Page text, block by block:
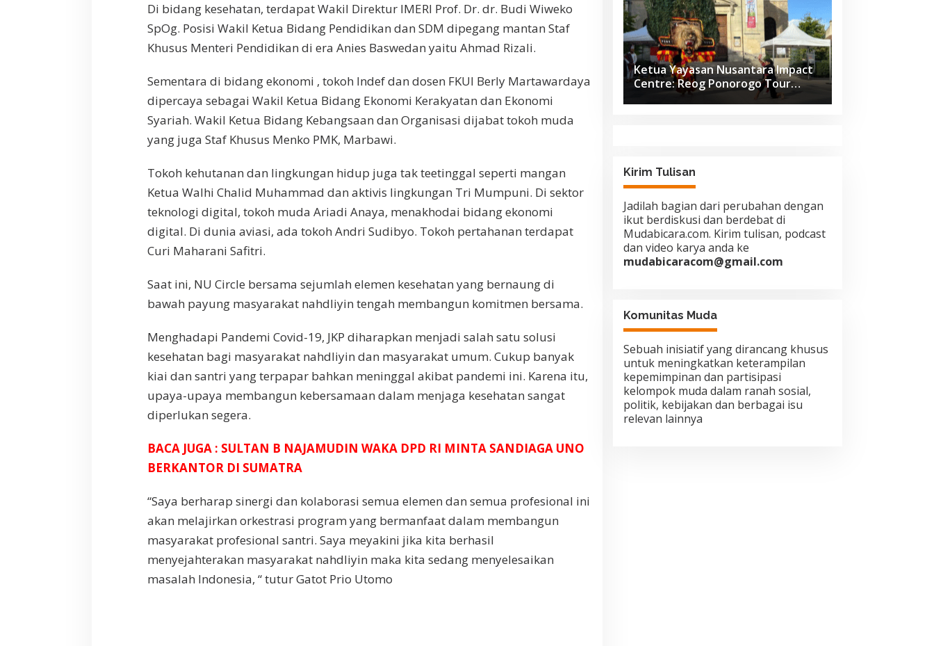
Di bidang kesehatan, terdapat Wakil Direktur IMERI Prof. Dr. dr. Budi Wiweko
SpOg. Posisi Wakil Ketua Bidang Pendidikan dan SDM dipegang mantan Staf
Khusus Menteri Pendidikan di era Anies Baswedan yaitu Ahmad Rizali.
Sementara di bidang ekonomi , tokoh Indef dan dosen FKUI Berly Martawardaya
dipercaya sebagai Wakil Ketua Bidang Ekonomi Kerakyatan dan Ekonomi
Syariah. Wakil Ketua Bidang Kebangsaan dan Organisasi dijabat tokoh muda
yang juga Staf Khusus Menko PMK, Marbawi.
Tokoh kehutanan dan lingkungan hidup juga tak teetinggal seperti mangan
Ketua Walhi Chalid Muhammad dan aktivis lingkungan Tri Mumpuni. Di sektor
teknologi digital, tokoh muda Ariadi Anaya, menakhodai bidang ekonomi
digital. Di dunia aviasi, ada tokoh Andri Sudibyo. Tokoh pertahanan terdapat
Curi Maharani Safitri.
Saat ini, NU Circle bersama sejumlah elemen kesehatan yang bernaung di
bawah payung masyarakat nahdliyin tengah membangun komitmen bersama.
Menghadapi Pandemi Covid-19, JKP diharapkan menjadi salah satu solusi
kesehatan bagi masyarakat nahdliyin dan masyarakat umum. Cukup banyak
kiai dan santri yang terpapar bahkan meninggal akibat pandemi ini. Karena itu,
upaya-upaya membangun kebersamaan dalam menjaga kesehatan sangat
diperlukan segera.
BACA JUGA : SULTAN B NAJAMUDIN WAKA DPD RI MINTA SANDIAGA UNO
BERKANTOR DI SUMATRA
“Saya berharap sinergi dan kolaborasi semua elemen dan semua profesional ini
akan melajirkan orkestrasi program yang bermanfaat dalam membangun
masyarakat profesional santri. Saya meyakini jika kita berhasil
menyejahterakan masyarakat nahdliyin maka kita sedang menyelesaikan
masalah Indonesia, “ tutur Gatot Prio Utomo
Ketua Yayasan Nusantara Impact
Centre: Reog Ponorogo Tour
Europe adalah Langkah Strategis
Kirim Tulisan
Jadilah bagian dari perubahan dengan
ikut berdiskusi dan berdebat di
Mudabicara.com. Kirim tulisan, podcast
dan video karya anda ke
mudabicaracom@gmail.com
Komunitas Muda
Sebuah inisiatif yang dirancang khusus
untuk meningkatkan keterampilan
kepemimpinan dan partisipasi
kelompok muda dalam ranah sosial,
politik, kebijakan dan berbagai isu
relevan lainnya